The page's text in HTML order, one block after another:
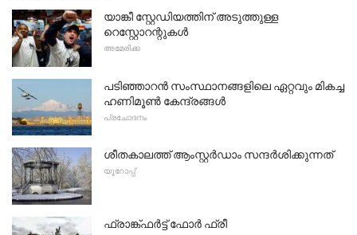
യാങ്കീ സ്റ്റേഡിയത്തിന് അടുത്തുള്ള
റെസ്റ്റോറന്റുകൾ
അമേരിക്ക
പടിഞ്ഞാറൻ സംസ്ഥാനങ്ങളിലെ ഏറ്റവും മികച്ച
ഹണിമൂൺ കേന്ദ്രങ്ങൾ
പ്രചോദനം
ശീതകാലത്ത് ആംസ്റ്റർഡാം സന്ദർശിക്കുന്നത്
യൂറോപ്പ്
ഫ്രാങ്ക്ഫർട്ട് ഫോർ ഫ്രീ